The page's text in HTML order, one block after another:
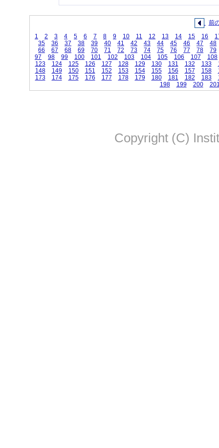
前
1
2 3 4 5 6 7 8 9 10 11 12 13 14 15 16
35
36 37 38 39 40 41 42 43 44 45 46 47
48
66
67 68 69 70 71 72 73 74 75 76 77 78
79
97
98 99 100 101 102 103 104 105 106 107
108
123
124 125 126 127 128 129 130 131 132 133
148
149 150 151 152 153 154 155 156 157 158
173
174 175 176 177 178 179 180 181 182 183
198
199 200
Copyright (C)